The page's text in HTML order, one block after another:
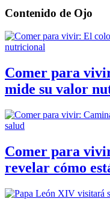
Contenido de Ojo
Comer para
mide su valor
Comer para
revelar cómo